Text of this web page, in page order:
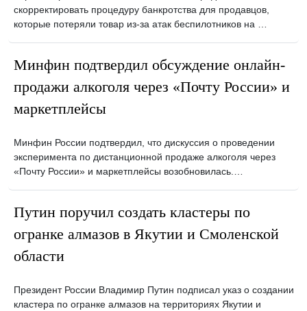
скорректировать процедуру банкротства для продавцов,
которые потеряли товар из-за атак беспилотников на …
Минфин подтвердил обсуждение онлайн-
продажи алкоголя через «Почту России» и
маркетплейсы
Минфин России подтвердил, что дискуссия о проведении
эксперимента по дистанционной продаже алкоголя через
«Почту России» и маркетплейсы возобновилась.…
Путин поручил создать кластеры по
огранке алмазов в Якутии и Смоленской
области
Президент России Владимир Путин подписал указ о создании
кластера по огранке алмазов на территориях Якутии и